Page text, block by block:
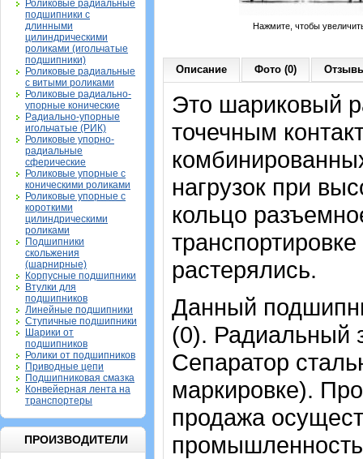
Роликовые радиальные
подшипники с
длинными
цилиндрическими
роликами (игольчатые
подшипники)
Роликовые радиальные
с витыми роликами
Роликовые радиально-
упорные конические
Радиально-упорные
игольчатые (РИК)
Роликовые упорно-
радиальные
сферические
Роликовые упорные с
коническими роликами
Роликовые упорные с
короткими
цилиндрическими
роликами
Подшипники
скольжения
(шарнирные)
Корпусные подшипники
Втулки для
подшипников
Линейные подшипники
Ступичные подшипники
Шарики от
подшипников
Ролики от подшипников
Приводные цепи
Подшипниковая смазка
Конвейерная лента на
транспортеры
ПРОИЗВОДИТЕЛИ
Нажмите, чтобы
Описание Фото (0)
Это шариковый
точечным
нагрузок при
кольцо
растерялись.
Данный
(0). Радиальный
Сепаратор
маркировке).
продажа